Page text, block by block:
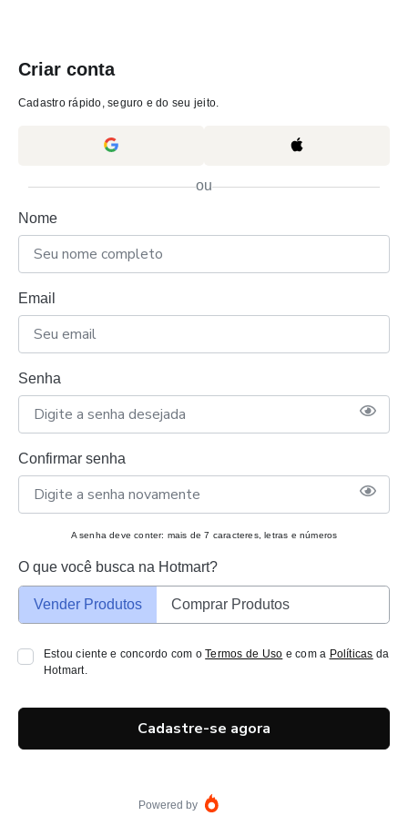
Criar conta
Cadastro rápido, seguro e do seu jeito.
ou
Nome
Email
Senha
Confirmar senha
A senha deve conter: mais de 7 caracteres, letras e números
O que você busca na Hotmart?
Vender Produtos Comprar Produtos
Estou ciente e concordo com oTermos de Uso e com a Políticas da
Hotmart.
Cadastre-se agora
Powered by